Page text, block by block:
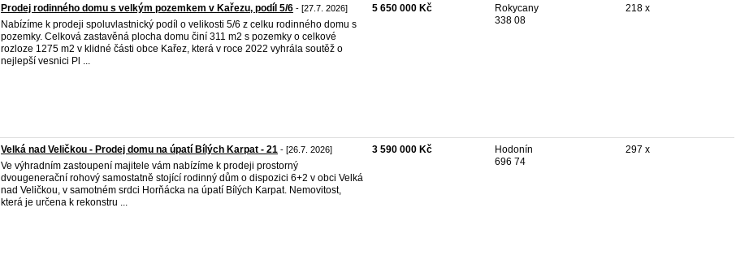
Prodej rodinného domu s velkým pozemkem v Kařezu, podíl 5/6 - [27.7. 2026]
Nabízíme k prodeji spoluvlastnický podíl o velikosti 5/6 z celku rodinného domu s
pozemky. Celková zastavěná plocha domu činí 311 m2 s pozemky o celkové
rozloze 1275 m2 v klidné části obce Kařez, která v roce 2022 vyhrála soutěž o
nejlepší vesnici Pl ...
5 650 000 Kč
Rokycany
338 08
218 x
Velká nad Veličkou - Prodej domu na úpatí Bílých Karpat - 21 - [26.7. 2026]
Ve výhradním zastoupení majitele vám nabízíme k prodeji prostorný
dvougenerační rohový samostatně stojící rodinný dům o dispozici 6+2 v obci Velká
nad Veličkou, v samotném srdci Horňácka na úpatí Bílých Karpat. Nemovitost,
která je určena k rekonstru ...
3 590 000 Kč
Hodonín
696 74
297 x